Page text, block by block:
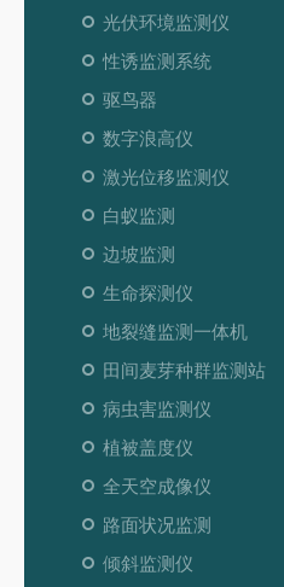
光伏环境监测仪
性诱监测系统
驱鸟器
数字浪高仪
激光位移监测仪
白蚁监测
边坡监测
生命探测仪
地裂缝监测一体机
田间麦芽种群监测站
病虫害监测仪
植被盖度仪
全天空成像仪
路面状况监测
倾斜监测仪